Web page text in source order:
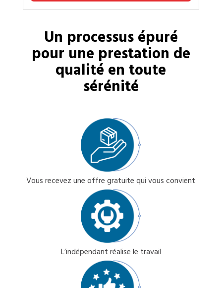
Un processus épuré
pour une prestation de
qualité en toute
sérénité
Vous recevez une offre gratuite qui vous convient
L’indépendant réalise le travail